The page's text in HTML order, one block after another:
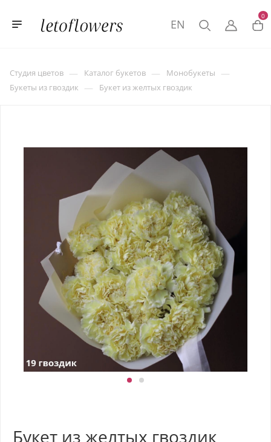
0
EN
Студия цветов — Каталог букетов — Монобукеты —
Букеты из гвоздик — Букет из желтых гвоздик
Букет из желтых гвоздик